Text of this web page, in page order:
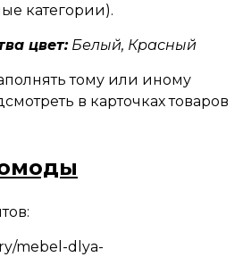
категории).
цвет:Белый, Красный
тому или иному
в карточках товаров
mebel-dlya-